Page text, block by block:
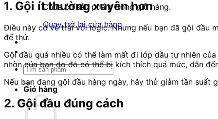
Chưa có sản phẩm trong giỏ hàng.
Quay trở lại cửa hàng
Tìm
kiếm:
Giỏ hàng
1. Gội ít thường xuyên hơn
Điều này có vẻ trái với logic. Nhưng nếu bạn đã gội đầu
để thử.
Gội đầu quá nhiều có thể làm mất đi lớp dầu tự nhiên
nhờn của bạn do đó có thể bị kích thích quá mức, dẫn
Nếu bạn đang gội đầu hàng ngày, hãy thử giảm tần suất
2. Gội đầu đúng cách